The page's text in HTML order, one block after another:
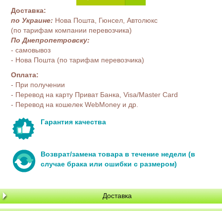
Доставка:
по Украине: Нова Пошта, Гюнсел, Автолюкс
(по тарифам компании перевозчика)
По Днепропетровску:
- самовывоз
- Нова Пошта (по тарифам перевозчика)
Оплата:
- При получении
- Перевод на карту Приват Банка, Visa/Master Card
- Перевод на кошелек WebMoney и др.
Гарантия качества
Возврат/замена товара в течение недели (в
случае брака или ошибки с размером)
Доставка